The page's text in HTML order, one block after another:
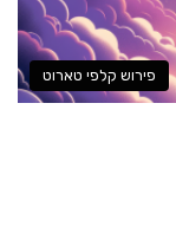
פירוש קלפי טארוט